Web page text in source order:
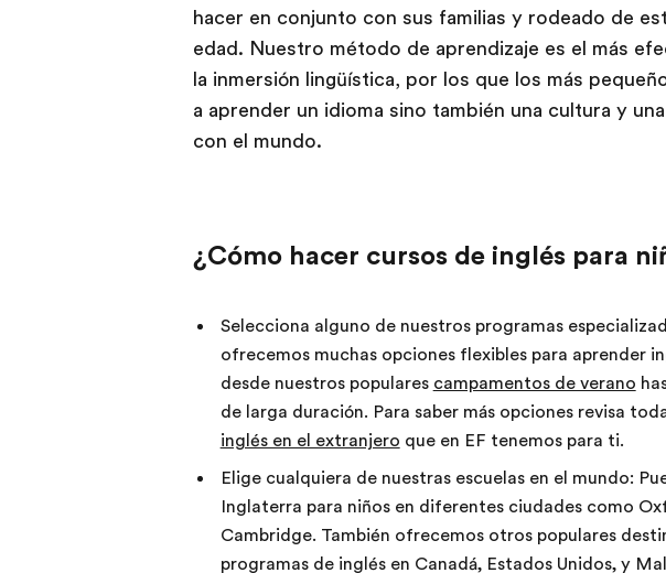
hacer en conjunto con sus familias y rodeado de
edad. Nuestro método de aprendizaje es el más
la inmersión lingüística, por los que los más
a aprender un idioma sino también una cultura y
con el mundo.
¿Cómo hacer cursos de inglés para
Selecciona alguno de nuestros programas
ofrecemos muchas opciones flexibles para aprender
desde nuestros populares campamentos de verano
de larga duración. Para saber más opciones revisa
inglés en el extranjero que en EF tenemos para ti.
Elige cualquiera de nuestras escuelas en el mundo:
Inglaterra para niños en diferentes ciudades como
Cambridge. También ofrecemos otros populares
programas de inglés en Canadá, Estados Unidos, y